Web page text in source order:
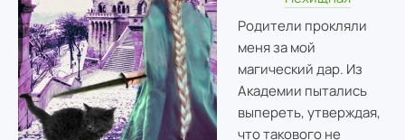
Родители прокляли
меня за мой
магический дар. Из
Академии пытались
выпереть, утверждая,
что такового не